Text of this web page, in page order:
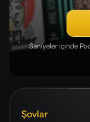
Saniyeler içinde
Şovlar